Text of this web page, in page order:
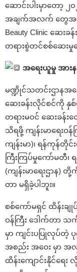
ဆောင်းပါးမှာတေ
အချက်အလက် တွေအရ
Beauty Clinic ဆေး
တရားစွဲတင်စစ်ဆေး
အရေးယူမှု အား
မဏ္ဍိုင်သတင်းဌာနအန
ဆေးခန်းလိုင်စင်ကို
တရားမဝင် ဆေးခ
သိရဖို့ ကျန်းမာရေးဝန်
ကျန်းမာ)၊ ရန်ကုန်တိုင်
ကြီးကြပ်မှုကော်မတီ
(ကျန်းမာရေးဌာန
တာ မရှိခဲ့ပါဘူး။
စစ်ကော်မရှင် ထိန်းချု
ဝန်ကြီး ဒေါက်တာ သ
မှာ ကျင်းပပြုလုပ်တဲ့
အစည်း အဝေး မှာ
ထိန်းကျောင်းနိုင်ရေ